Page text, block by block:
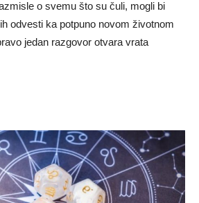
o svemu što su čuli, mogli bi
ih odvesti ka potpuno novom životnom
jedan razgovor otvara vrata